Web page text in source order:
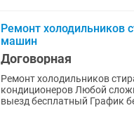
Ремонт
машин
Договорная
Ремонт холодильников
кондиционеров Любой сложности Любой марки и модели Выезд в течение часа При ремонте
выезд